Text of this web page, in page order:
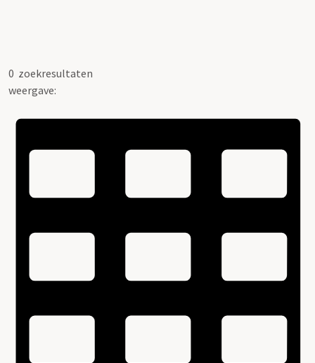
0 zoekresultaten
weergave: